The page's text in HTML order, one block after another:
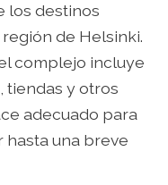
los destinos
de Helsinki.
complejo incluye
tiendas y otros
adecuado para
hasta una breve